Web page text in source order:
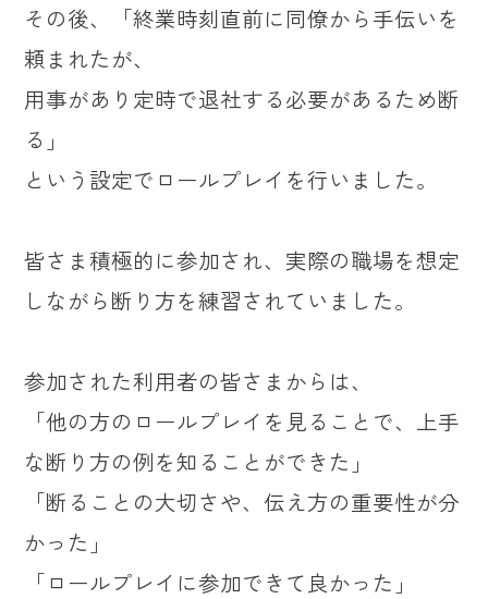
その後、「終業時刻直前に同僚から手伝いを
頼まれたが、
用事があり定時で退社する必要があるため断
る」
という設定でロールプレイを行いました。
皆さま積極的に参加され、実際の職場を想定
しながら断り方を練習されていました。
参加された利用者の皆さまからは、
「他の方のロールプレイを見ることで、上手
な断り方の例を知ることができた」
「断ることの大切さや、伝え方の重要性が分
かった」
「ロールプレイに参加できて良かった」